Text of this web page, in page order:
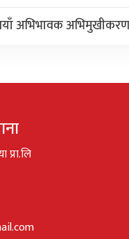
अभिभावक अभिमुखीकरण
प्रा.लि